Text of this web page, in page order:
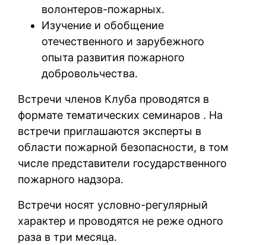
волонтеров-пожарных.
Изучение и обобщение
отечественного и зарубежного
опыта развития пожарного
добровольчества.
Встречи членов Клуба проводятся в
формате тематических семинаров . На
встречи приглашаются эксперты в
области пожарной безопасности, в том
числе представители государственного
пожарного надзора.
Встречи носят условно-регулярный
характер и проводятся не реже одного
раза в три месяца.